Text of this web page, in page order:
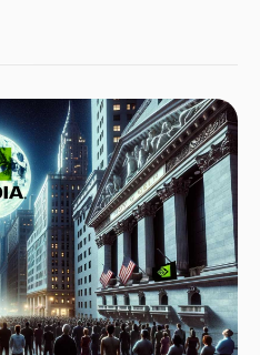
즉각 이상신호를 발산했다.
동성을 빠르게 투입했고 정부는
우려를 씻어냈다.은행 위기가 시장에
다. 챗GPT로 시작된 인공지능 열풍은
이는 그대로 막대한 자본지출의
플레이션 감축법)과 같은 정부의
원인이 됐다. 2023년을 마감하는
레이션은 확실한 하락 추세를
신을 심어주고 있다. 2023년을
이 많았지만 결국 골드만삭스의 긍정적
. 이에 골드만삭스의 2024년 오피셜
의 제목은 "가장 힘든 시기는 지났다
사점을 줄 수 있다.